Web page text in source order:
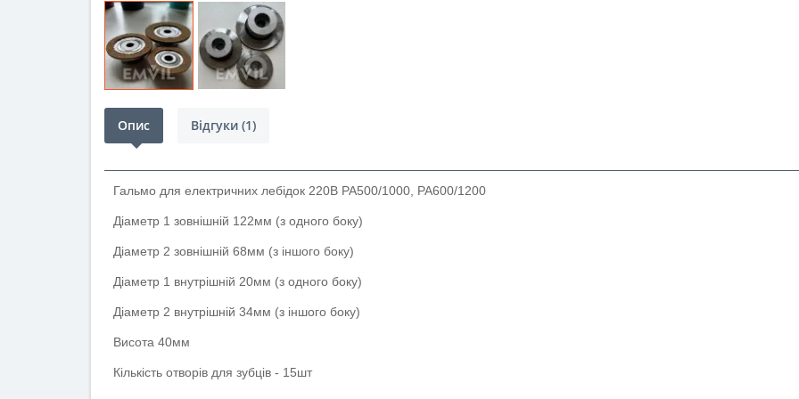
Опис Відгуки (1)
Гальмо для електричних лебідок 220В РА500/1000, РА600/1200
Діаметр 1 зовнішній 122мм (з одного боку)
Діаметр 2 зовнішній 68мм (з іншого боку)
Діаметр 1 внутрішній 20мм (з одного боку)
Діаметр 2 внутрішній 34мм (з іншого боку)
Висота 40мм
Кількість отворів для зубців - 15шт